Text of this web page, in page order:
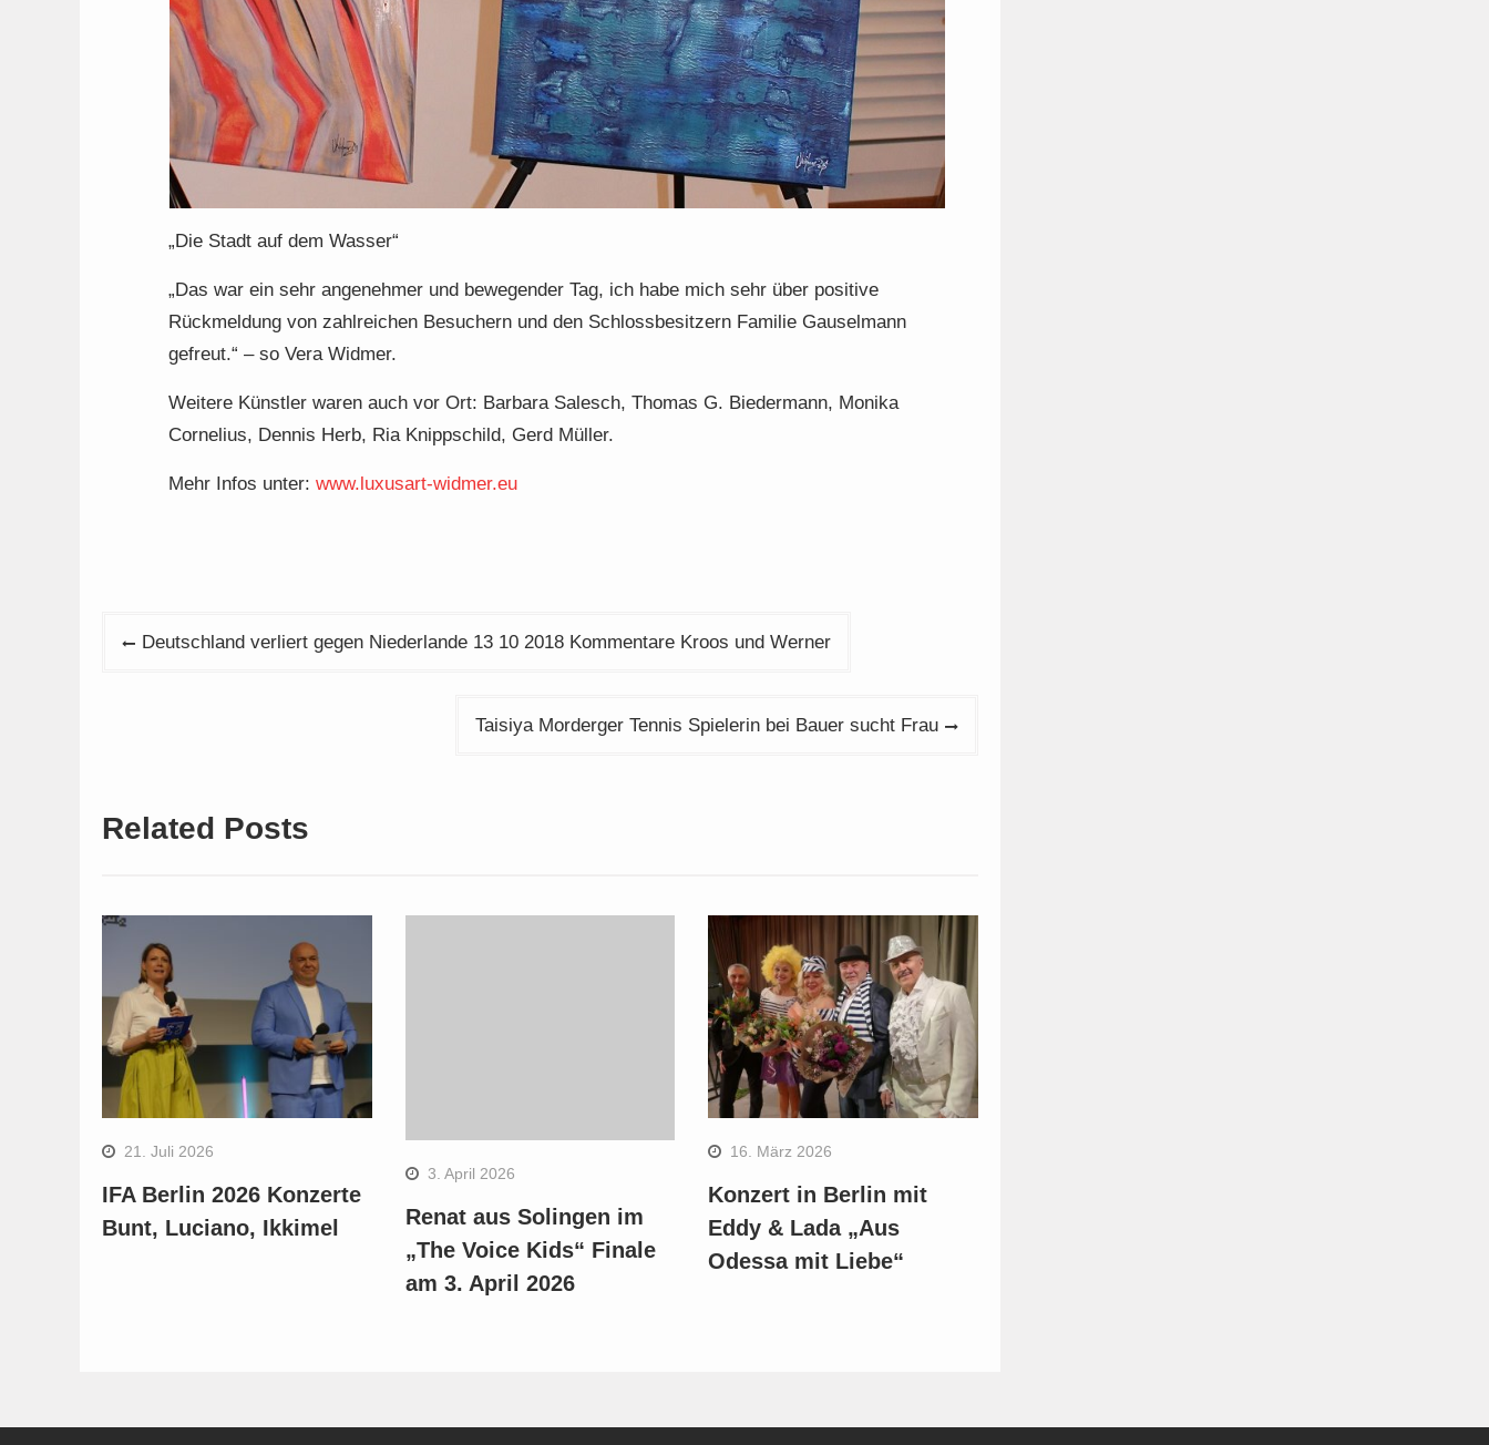
„Die Stadt auf dem Wasser“
„Das war ein sehr angenehmer und bewegender Tag, ich habe mich sehr über positive
Rückmeldung von zahlreichen Besuchern und den Schlossbesitzern Familie Gauselmann
gefreut.“ – so Vera Widmer.
Weitere Künstler waren auch vor Ort: Barbara Salesch, Thomas G. Biedermann, Monika
Cornelius, Dennis Herb, Ria Knippschild, Gerd Müller.
Mehr Infos unter: www.luxusart-widmer.eu
Beitragsnavigation
Deutschland verliert gegen Niederlande 13 10 2018 Kommentare Kroos und Werner
Taisiya Morderger Tennis Spielerin bei Bauer sucht Frau
Related Posts
21. Juli 2026
IFA Berlin 2026 Konzerte
Bunt, Luciano, Ikkimel
3. April 2026
Renat aus Solingen im
„The Voice Kids“ Finale
am 3. April 2026
16. März 2026
Konzert in Berlin mit
Eddy & Lada „Aus
Odessa mit Liebe“